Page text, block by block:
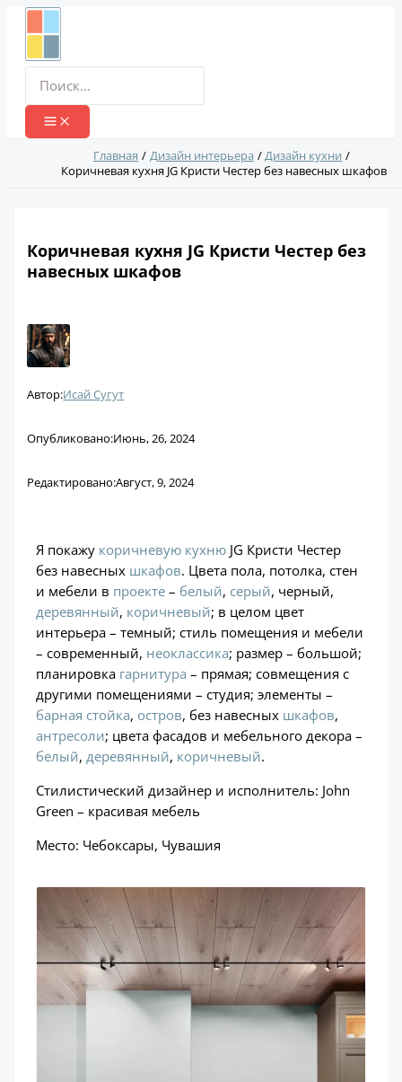
Перейти
Главная Дизайн интерьера
Дизайн кухни
Коричневая кухня JG Кристи Честер без навесных шкафов
Коричневая кухня JG Кристи Честер без
навесных шкафов
Автор:Исай Сугут
Опубликовано:Июнь, 26, 2024
Редактировано:Август, 9, 2024
Я покажу коричневую кухню JG Кристи Честер
без навесных шкафов. Цвета пола, потолка, стен
и мебели в проекте – белый, серый, черный,
деревянный, коричневый; в целом цвет
интерьера – темный; стиль помещения и мебели
– современный, неоклассика; размер – большой;
планировка гарнитура – прямая; совмещения с
другими помещениями – студия; элементы –
барная стойка, остров, без навесных шкафов,
антресоли; цвета фасадов и мебельного декора –
белый,деревянный, коричневый.
Стилистический дизайнер и исполнитель: John
Green – красивая мебель
Место: Чебоксары, Чувашия